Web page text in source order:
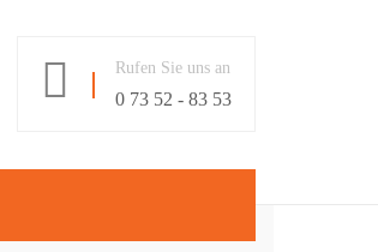
Rufen Sie uns an
0 73 52 - 83 53